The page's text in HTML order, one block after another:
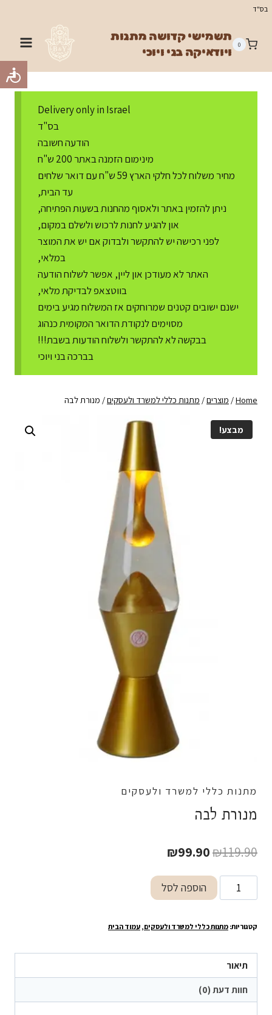
Skip
content
בס"ד
0
תשמישי קדושה מתנות
ויודאיקה בני ויוכי
Delivery only in Israel
בס"ד
הודעה חשובה
מינימום הזמנה באתר 200 ש"ח
מחיר משלוח לכל חלקי הארץ 59 ש"ח עם דואר שלחים
עד הבית,
ניתן להזמין באתר ולאסוף מהחנות בשעות הפתיחה,
און להגיע לחנות לרכוש ולשלם במקום,
לפני רכישה יש להתקשר ולבדוק אם יש את המוצר
במלאי,
האתר לא מעודכן און ליין, אפשר לשלוח הודעה
בווטצאפ לבדיקת מלאי,
ישנם ישובים קטנים שמרוחקים אז המשלוח מגיע בימים
מסוימים לנקודת הדואר המקומית כנהוג
בבקשה לא להתקשר ולשלוח הודעות בשבת!!!
בברכה בני ויוכי
Home
/ מוצרים/ מתנות כללי למשרד ולעסקים/ מנורת לבה
מבצע!
מתנות כללי למשרד ולעסקים
מנורת לבה
₪119.90
המחיר
המקורי
היה:
₪99.90
הנוכחי
הוא:
כמות
של
לבה
הוספה לסל
קטגוריות: מתנות כללי למשרד ולעסקים, עמוד הבית
תיאור
חוות דעת (0)